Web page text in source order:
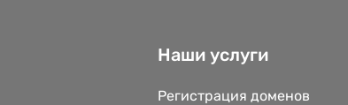
Наши услуги
Регистрация доменов